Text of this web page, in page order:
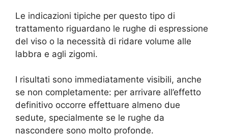
Le indicazioni tipiche per questo tipo di
trattamento riguardano le rughe di espressione
del viso o la necessità di ridare volume alle
labbra e agli zigomi.
I risultati sono immediatamente visibili, anche
se non completamente: per arrivare all’effetto
definitivo occorre effettuare almeno due
sedute, specialmente se le rughe da
nascondere sono molto profonde.